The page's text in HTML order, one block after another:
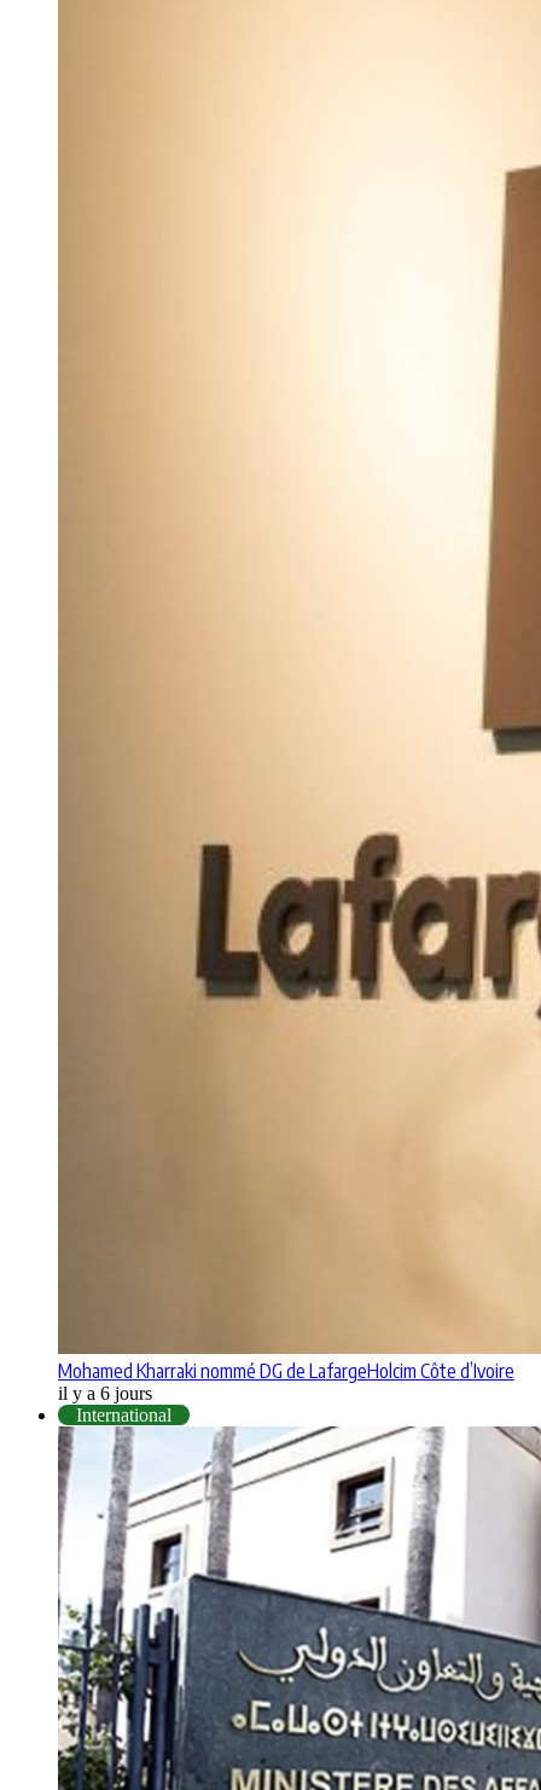
Mohamed Kharraki nommé DG de LafargeHolcim Côte d’Ivoire
il y a 6 jours
International